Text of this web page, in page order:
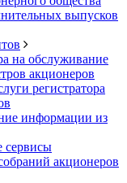
выпусков
на обслуживание
акционеров
регистратора
информации из
сервисы
акционеров